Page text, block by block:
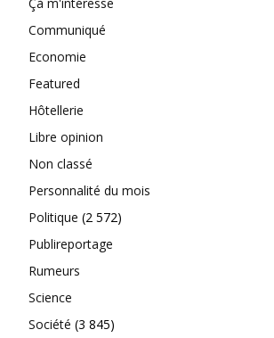
Communiqué
Economie
Featured
Hôtellerie
Libre opinion
Non classé
Personnalité du mois
Politique (2 572)
Publireportage
Rumeurs
Science
Société (3 845)